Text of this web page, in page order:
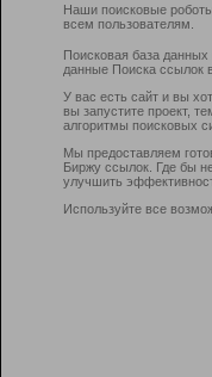
Наши поисковые
всем пользователям.
Поисковая база
данные Поиска ссылок
У вас есть сайт и вы
вы запустите проект,
алгоритмы поисковых
Мы предоставляем
Биржу ссылок. Где бы
улучшить
Используйте все